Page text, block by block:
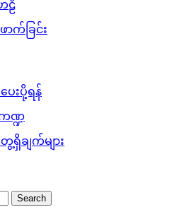
ဠိ
က်ခြင်း
ေးပို့ရန်
ဏ္ဍ
ရှိချက်များ